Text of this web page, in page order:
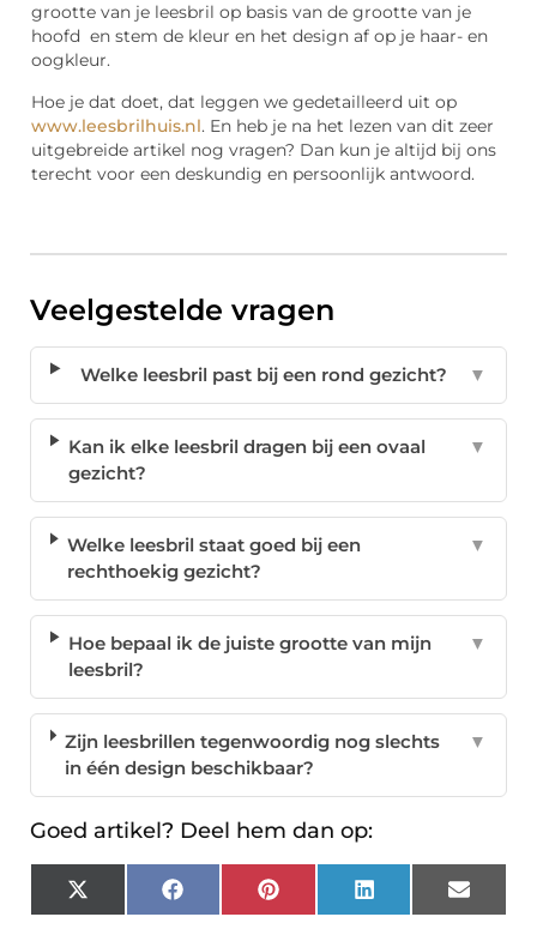
grootte van je leesbril op basis van de grootte van je
hoofd en stem de kleur en het design af op je haar- en
oogkleur.
Hoe je dat doet, dat leggen we gedetailleerd uit op
www.leesbrilhuis.nl. En heb je na het lezen van dit zeer
uitgebreide artikel nog vragen? Dan kun je altijd bij ons
terecht voor een deskundig en persoonlijk antwoord.
Veelgestelde vragen
Welke leesbril past bij een rond gezicht? ▼
Kan ik elke leesbril dragen bij een ovaal
gezicht?
▼
Welke leesbril staat goed bij een
rechthoekig gezicht?
▼
Hoe bepaal ik de juiste grootte van mijn
leesbril?
▼
Zijn leesbrillen tegenwoordig nog slechts
in één design beschikbaar?
▼
Goed artikel? Deel hem dan op:
X
(Twitter)
FacebookPinterest LinkedIn Email